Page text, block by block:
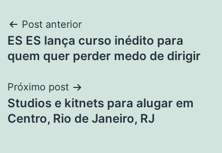
Navegação
de
Post anterior
ES ES lança curso inédito para
quem quer perder medo de dirigir
Próximo post
Studios e kitnets para alugar em
Centro, Rio de Janeiro, RJ